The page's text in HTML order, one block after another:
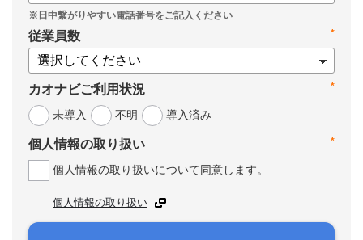
*
従業員数
*
カオナビご利用状況
未導入
不明 導入済み
*
個人情報の取り扱い
個人情報の取り扱いについて同意します。
個人情報の取り扱い